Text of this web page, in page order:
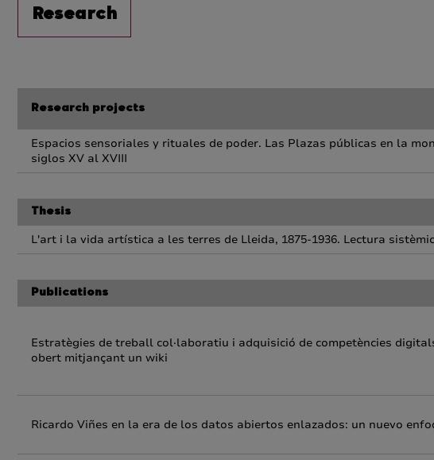
Research
Research projects
Espacios sensoriales y rituales de poder. Las Plazas públicas en la
siglos XV al XVIII
Thesis
L'art i la vida artística a les terres de Lleida, 1875-1936. Lectura
Publications
Estratègies de treball col·laboratiu i adquisició de competències
obert mitjançant un wiki
Ricardo Viñes en la era de los datos abiertos enlazados: un nuevo